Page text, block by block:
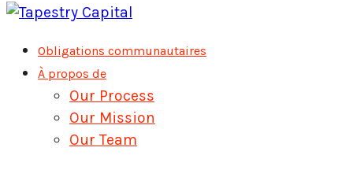
MenuObligations communautaires
À propos de
Our Process
Our Mission
Our Team